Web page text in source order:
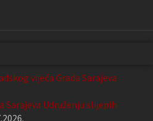
vijeća Grada Sarajeva
Sarajeva Udruženju slijepih